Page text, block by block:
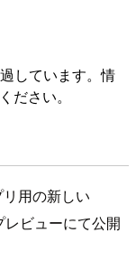
しています。情
ださい。
用の新しい
レビューにて公開